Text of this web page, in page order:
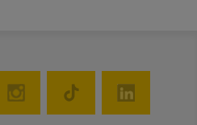
τους ξύλινους τροφοδότες •
και έτσι μεταβάλλει
• Έχει οπές αερισμού
από την κυψέλη • Δε